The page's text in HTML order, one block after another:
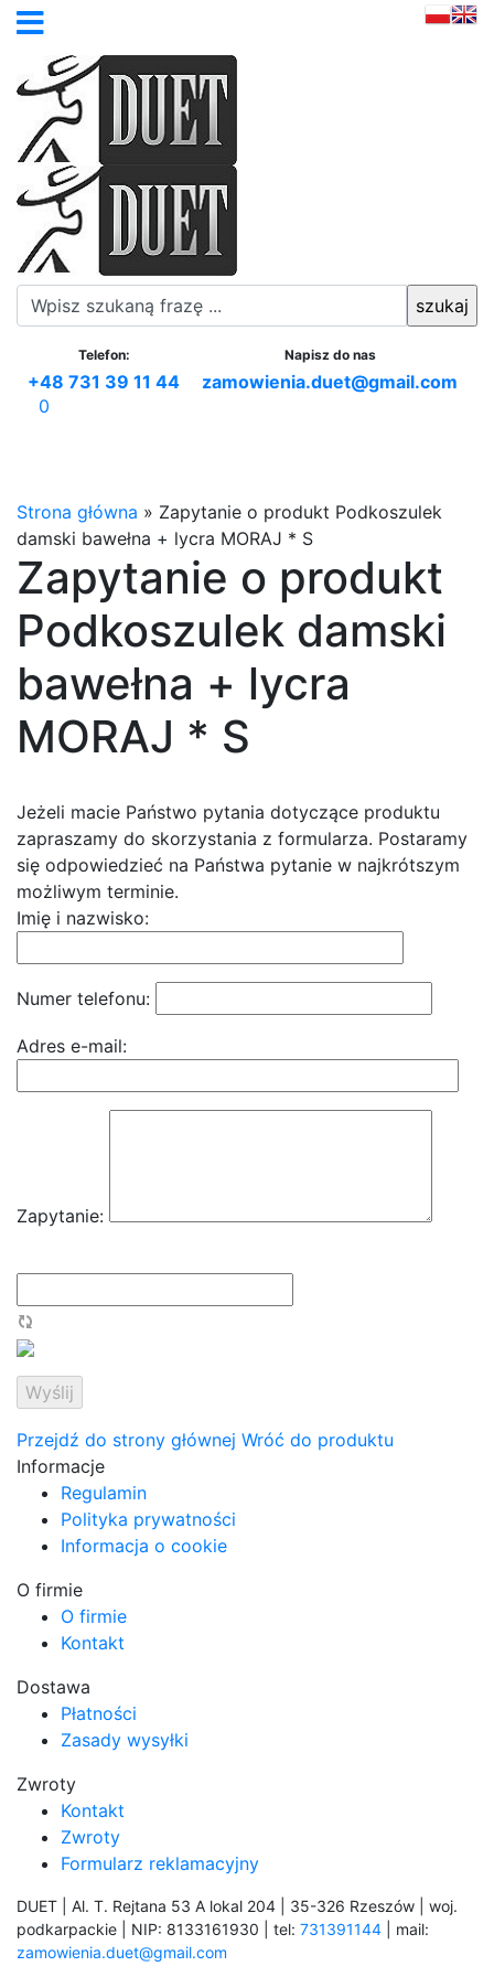
Telefon:
+48 731 39 11 44
Napisz do nas
zamowienia.duet@gmail.com
0
Strona główna » Zapytanie o produkt Podkoszulek
damski bawełna + lycra MORAJ * S
Zapytanie o produkt
Podkoszulek damski
bawełna + lycra
MORAJ * S
Jeżeli macie Państwo pytania dotyczące produktu
zapraszamy do skorzystania z formularza. Postaramy
się odpowiedzieć na Państwa pytanie w najkrótszym
możliwym terminie.
Imię i nazwisko:
Numer telefonu:
Adres e-mail:
Zapytanie:
Przejdź do strony głównej Wróć do produktu
Informacje
Regulamin
Polityka prywatności
Informacja o cookie
O firmie
O firmie
Kontakt
Dostawa
Płatności
Zasady wysyłki
Zwroty
Kontakt
Zwroty
Formularz reklamacyjny
DUET | Al. T. Rejtana 53 A lokal 204 | 35-326 Rzeszów | woj.
podkarpackie | NIP: 8133161930 | tel: 731391144 | mail:
zamowienia.duet@gmail.com